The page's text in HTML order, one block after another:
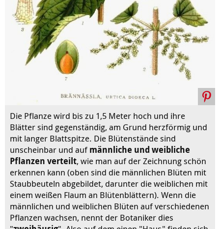
Die Pflanze wird bis zu 1,5 Meter hoch und ihre
Blätter sind gegenständig, am Grund herzförmig und
mit langer Blattspitze. Die Blütenstände sind
unscheinbar und auf männliche und weibliche
Pflanzen verteilt, wie man auf der Zeichnung schön
erkennen kann (oben sind die männlichen Blüten mit
Staubbeuteln abgebildet, darunter die weiblichen mit
einem weißen Flaum an Blütenblättern). Wenn die
männlichen und weiblichen Blüten auf verschiedenen
Pflanzen wachsen, nennt der Botaniker dies